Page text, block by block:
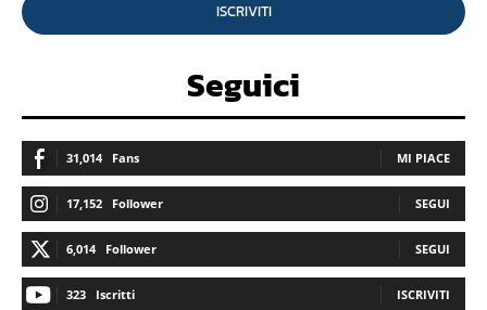
ISCRIVITI
Seguici
31,014 Fans MI PIACE
17,152 Follower SEGUI
6,014 Follower SEGUI
323 Iscritti ISCRIVITI